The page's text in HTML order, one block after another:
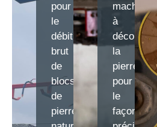
pour
le
débit
brut
de
blocs
de
pierre
machine
à
découper
la
pierre
pour
le